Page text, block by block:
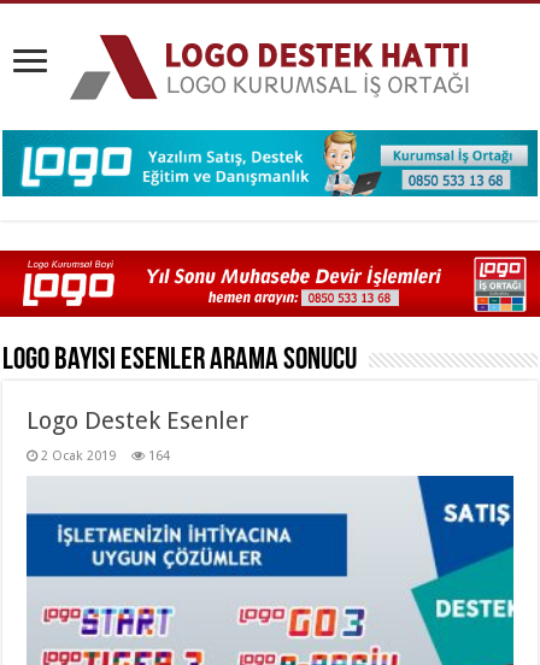
Logo Bayisi EsenlerArama Sonucu
Logo Destek Esenler
2 Ocak 2019 164